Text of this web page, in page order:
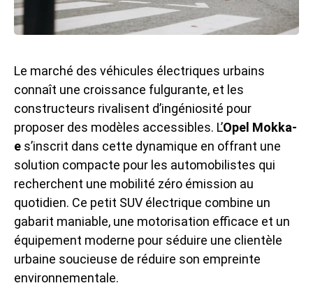
Le marché des véhicules électriques urbains
connaît une croissance fulgurante, et les
constructeurs rivalisent d’ingéniosité pour
proposer des modèles accessibles. L’Opel Mokka-
e s’inscrit dans cette dynamique en offrant une
solution compacte pour les automobilistes qui
recherchent une mobilité zéro émission au
quotidien. Ce petit SUV électrique combine un
gabarit maniable, une motorisation efficace et un
équipement moderne pour séduire une clientèle
urbaine soucieuse de réduire son empreinte
environnementale.